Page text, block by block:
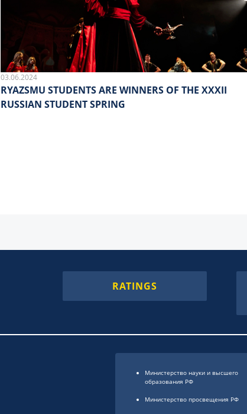
03.06.2024
RYAZSMU STUDENTS ARE WINNERS OF THE XXXII
RUSSIAN STUDENT SPRING
RATINGS
Министерство науки и высшего
образования РФ
Министерство просвещения РФ